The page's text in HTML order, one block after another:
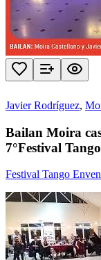
Javier Rodríguez,
Bailan Moira
7°Festival
Festival Tango